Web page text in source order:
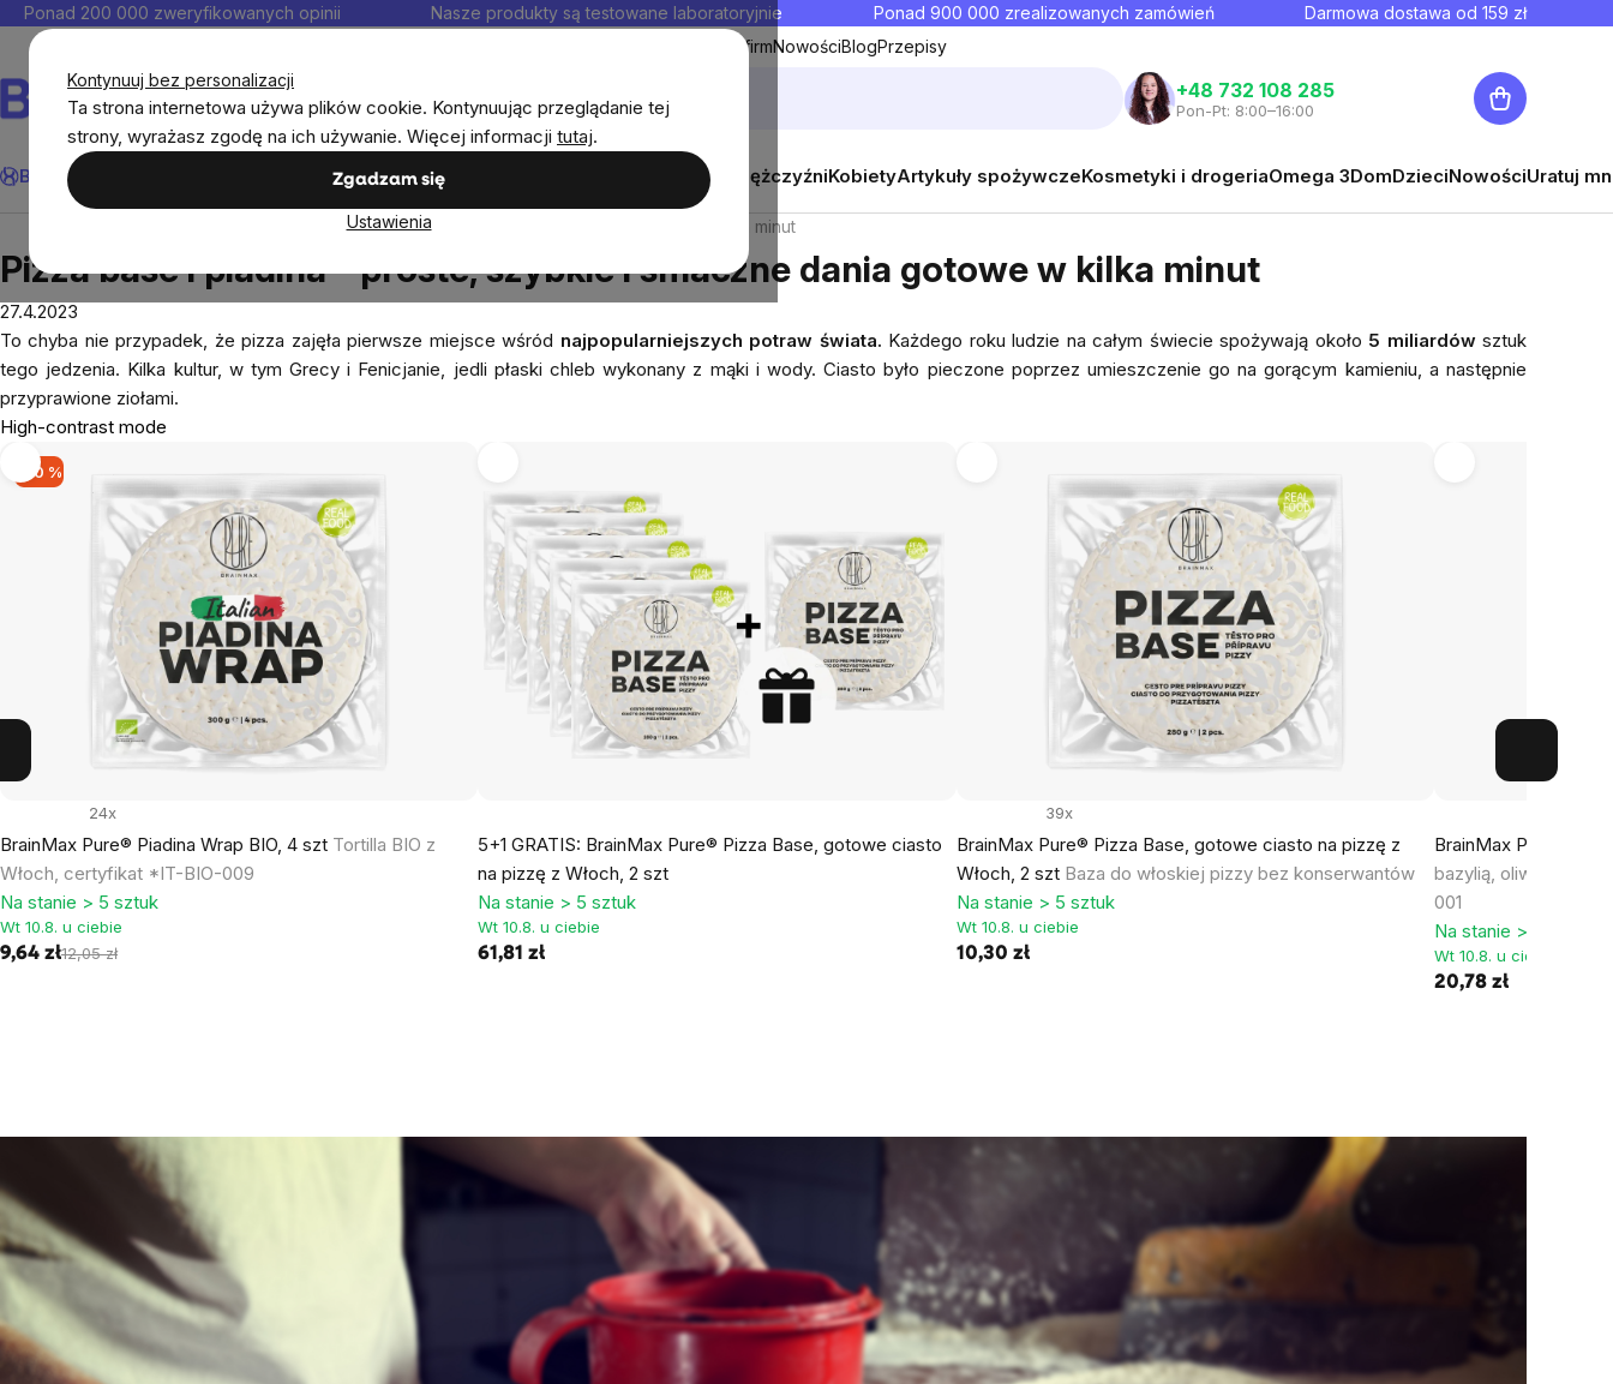
Kontynuuj bez personalizacji
Ta strona internetowa używa plików cookie. Kontynuując przeglądanie tej
strony, wyrażasz zgodę na ich używanie. Więcej informacji tutaj.
Zgadzam się
Ustawienia
Przejść
Ponad 200 000 zweryfikowanych opinii Nasze produkty są testowane laboratoryjnie Ponad 900 000 zrealizowanych zamówień Darmowa dostawa od 159 zł
Współpraca hurtowa dla firmNowościBlogPrzepisy
Szukaj
+48 732 108 285
Pon-Pt: 8:00–16:00
Koszyk
BrainMax® PromocjaCeleSuplementy diety Zestawy promocyjne MężczyźniKobietyArtykuły spożywczeKosmetyki i drogeriaOmega 3DomDzieciNowościUratuj
Pizza base i piadina - proste, szybkie i smaczne dania gotowe w kilka minut
Pizza base i piadina - proste, szybkie i smaczne dania gotowe w kilka minut
27.4.2023
To chyba nie przypadek, że pizza zajęła pierwsze miejsce wśród najpopularniejszych potraw świata. Każdego roku ludzie na całym świecie spożywają około 5 miliardów sztuk
tego jedzenia. Kilka kultur, w tym Grecy i Fenicjanie, jedli płaski chleb wykonany z mąki i wody. Ciasto było pieczone poprzez umieszczenie go na gorącym kamieniu, a następnie
przyprawione ziołami.
High-contrast mode
-20 %
BrainMax Pure® Piadina Wrap BIO, 4 szt Tortilla BIO z
Włoch, certyfikat *IT-BIO-009
24x
Na stanie > 5 sztuk
Wt 10.8. u ciebie
9,64 zł12,05 zł
5+1 GRATIS: BrainMax Pure® Pizza Base, gotowe ciasto
na pizzę z Włoch, 2 szt
Na stanie > 5 sztuk
Wt 10.8. u ciebie
61,81 zł
BrainMax Pure® Pizza Base, gotowe ciasto na pizzę z
Włoch, 2 szt Baza do włoskiej pizzy bez konserwantów
39x
Na stanie > 5 sztuk
Wt 10.8. u ciebie
10,30 zł
BrainMax Pure®
bazylią, oliwą extra
001
Na stanie > 5 sztuk
Wt 10.8. u ciebie
20,78 zł